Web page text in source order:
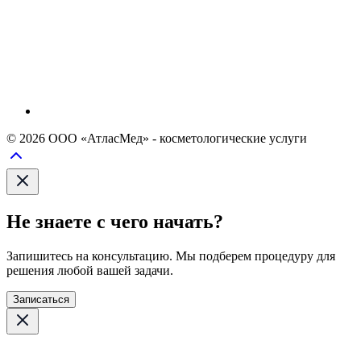
© 2026 ООО «АтласМед» - косметологические услуги
Не знаете с чего начать?
Запишитесь на консультацию. Мы подберем процедуру для
решения любой вашей задачи.
Записаться